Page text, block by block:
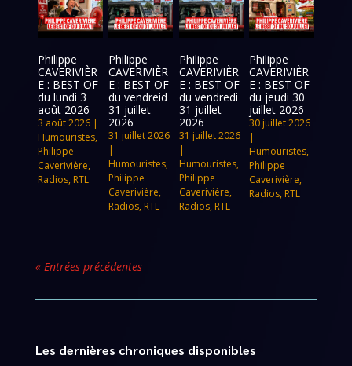
Philippe
CAVERIVIÈR
E : BEST OF
du lundi 3
août 2026
3 août 2026 |
Humouristes,
Philippe
Caverivière,
Radios, RTL
Philippe
CAVERIVIÈR
E : BEST OF
du vendreid
31 juillet
2026
31 juillet 2026
|
Humouristes,
Philippe
Caverivière,
Radios, RTL
Philippe
CAVERIVIÈR
E : BEST OF
du vendredi
31 juillet
2026
31 juillet 2026
|
Humouristes,
Philippe
Caverivière,
Radios, RTL
Philippe
CAVERIVIÈR
E : BEST OF
du jeudi 30
juillet 2026
30 juillet 2026
|
Humouristes,
Philippe
Caverivière,
Radios, RTL
« Entrées précédentes
Les dernières chroniques disponibles